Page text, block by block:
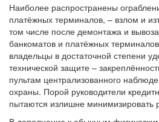
Наиболее распространены
платёжных терминалов, – взлом и
том числе после демонтажа и
банкоматов и платёжных
владельцы в достаточной степени
технической защите –
пультам централизованного
охраны. Порой руководители
пытаются излишне минимизировать